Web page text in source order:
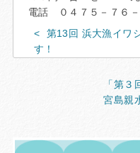
電話 ０４７５－７６－
第13回 浜大漁イワ
す！
「第
宮島親